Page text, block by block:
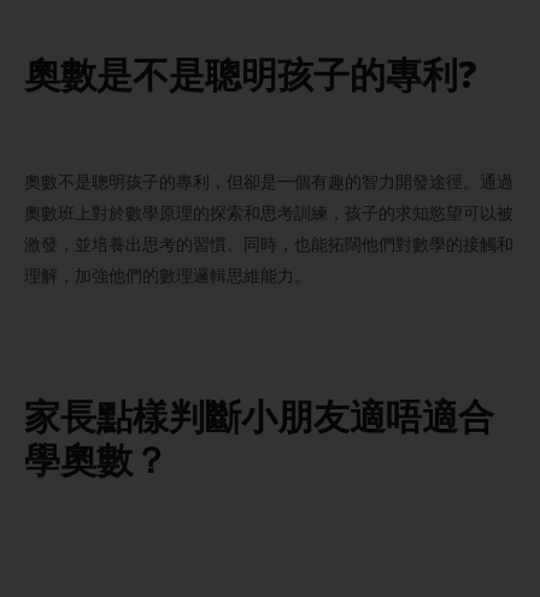
奧數是不是聰明孩子的專利?
奧數不是聰明孩子的專利，但卻是一個有趣的智力開發途徑。通過
奧數班上對於數學原理的探索和思考訓練，孩子的求知慾望可以被
激發，並培養出思考的習慣。同時，也能拓闊他們對數學的接觸和
理解，加強他們的數理邏輯思維能力。
家長點樣判斷小朋友適唔適合
學奧數？